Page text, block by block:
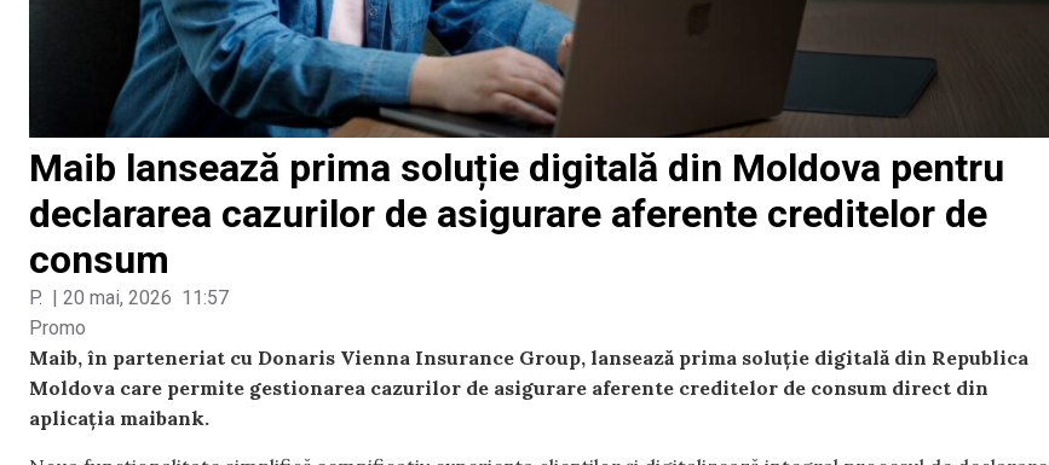
Maib lansează prima soluție digitală din Moldova pentru
declararea cazurilor de asigurare aferente creditelor de
consum
P. | 20 mai, 2026 11:57
Promo
Maib, în parteneriat cu Donaris Vienna Insurance Group, lansează prima soluție digitală din Republica
Moldova care permite gestionarea cazurilor de asigurare aferente creditelor de consum direct din
aplicația maibank.